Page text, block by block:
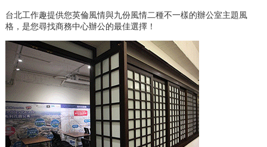
台北工作趣提供您英倫風情與九份風情二種不一樣的辦公室主題風
格，是您尋找商務中心辦公的最佳選擇！